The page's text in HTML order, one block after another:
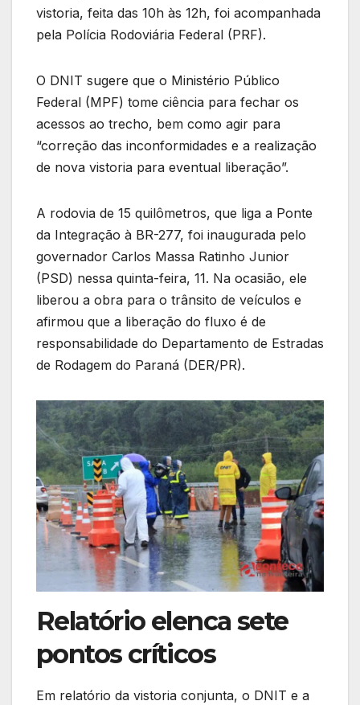
vistoria, feita das 10h às 12h, foi acompanhada
pela Polícia Rodoviária Federal (PRF).
O DNIT sugere que o Ministério Público
Federal (MPF) tome ciência para fechar os
acessos ao trecho, bem como agir para
“correção das inconformidades e a realização
de nova vistoria para eventual liberação”.
A rodovia de 15 quilômetros, que liga a Ponte
da Integração à BR-277, foi inaugurada pelo
governador Carlos Massa Ratinho Junior
(PSD) nessa quinta-feira, 11. Na ocasião, ele
liberou a obra para o trânsito de veículos e
afirmou que a liberação do fluxo é de
responsabilidade do Departamento de Estradas
de Rodagem do Paraná (DER/PR).
Relatório elenca sete
pontos críticos
Em relatório da vistoria conjunta, o DNIT e a